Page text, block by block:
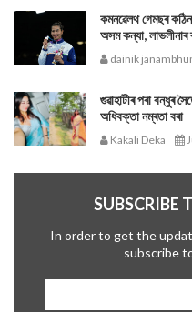
কমনৱেলথ গেমছৰ কঠিন
অসম কন্যা,
dainik
গুৱাহাটীৰ পৰা বন্ধুৰ
অধিবক্তা নম্ৰতা বৰা
Kakali Deka
SUBSCRIBE
In order to get the
subscribe